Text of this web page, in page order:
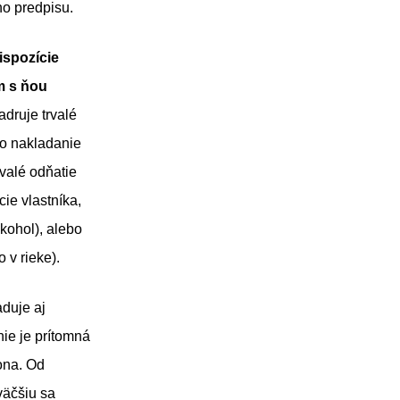
predpisu.
s ňou
trvalé
nakladanie
odňatie
vlastníka,
alebo
v rieke).
aj
je prítomná
Od
sa